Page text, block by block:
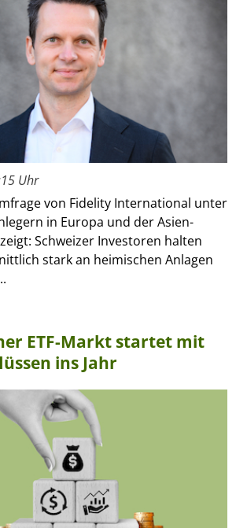
Uhr
von Fidelity International unter
in Europa und der Asien-
Schweizer Investoren halten
stark an heimischen Anlagen
ETF-Markt startet mit
ins Jahr